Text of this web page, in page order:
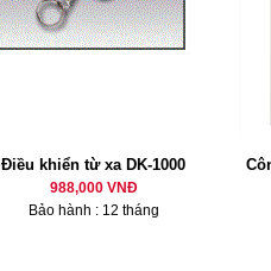
Điều khiển từ xa DK-1000
988,000 VNĐ
Bảo hành : 12 tháng